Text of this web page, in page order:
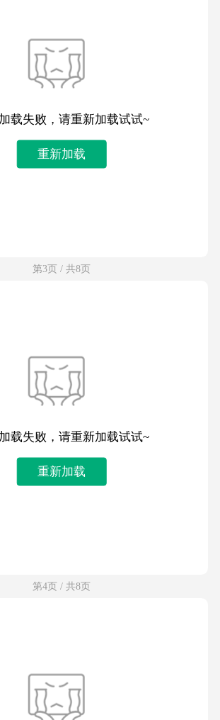
载失败，请重新加载试试~
重新加载
第3页 / 共8页
载失败，请重新加载试试~
重新加载
第4页 / 共8页